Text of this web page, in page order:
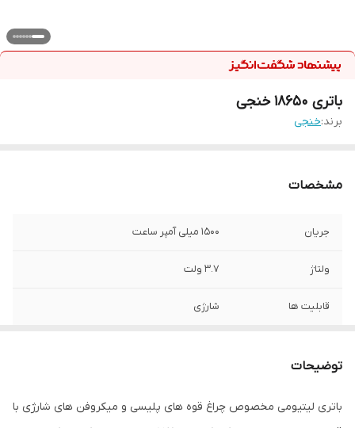
باتری 18650 خنجی
برند:خنجی
مشخصات
جریان 1500 میلی آمپر ساعت
ولتاژ 3.7 ولت
قابلیت ها شارژی
توضیحات
باتری لیتیومی مخصوص چراغ قوه های پلیسی و میکروفن های شارژی با